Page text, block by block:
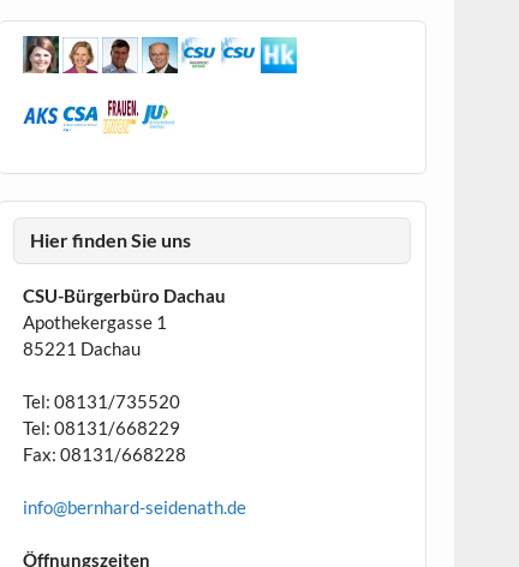
Hier finden Sie uns
CSU-Bürgerbüro Dachau
Apothekergasse 1
85221 Dachau
Tel: 08131/735520
Tel: 08131/668229
Fax: 08131/668228
info@bernhard-seidenath.de
Öffnungszeiten